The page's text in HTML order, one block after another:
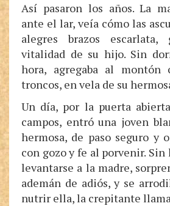
Así pasaron los años. La
ante el lar, veía cómo las
alegres brazos
vitalidad de su hijo. Sin
hora, agregaba al montón
troncos, en vela de su
Un día, por la puerta
campos, entró una joven
hermosa, de paso seguro y
con gozo y fe al porvenir. Sin
levantarse a la madre,
ademán de adiós, y se
nutrir ella, la crepitante